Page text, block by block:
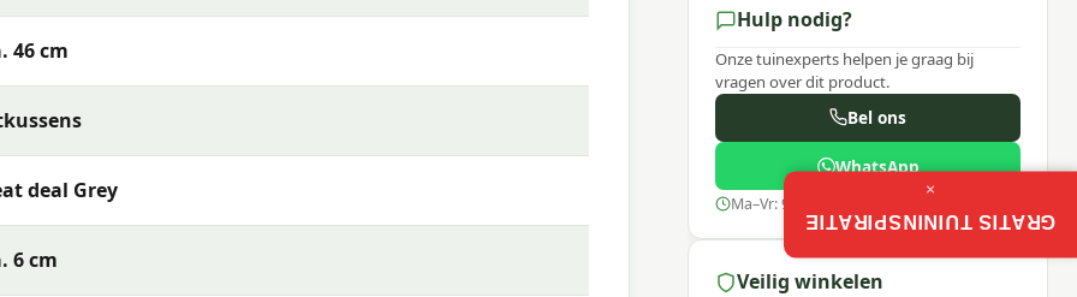
Neem gerust contact met ons op. Bel ons, stuur een e-mail of
staat klaar om je te helpen!
met een uitstekende prijs-kwaliteitverhouding. Madison biedt
uitstekend comfort, zodat jij de beste keuze kunt maken
46 cm
deal Grey
6 cm
Hulp nodig?
Onze tuinexperts helpen je graag bij
vragen over dit product.
Bel ons
WhatsApp
Ma–Vr: 9:00–17:30
Veilig winkelen
GRATIS TUININSPIRATIE
×